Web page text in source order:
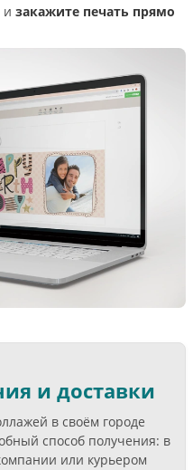
и закажите печать прямо
и доставки
в своём городе
способ получения: в
или курьером